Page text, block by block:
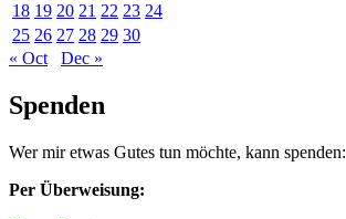
18 19 20 21 22 23 24
25 26 27 28 29 30
« Oct
Dec »
Spenden
Wer mir etwas Gutes tun möchte, kann spenden:
Per Überweisung: